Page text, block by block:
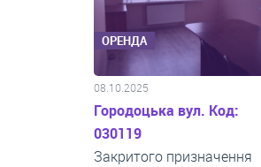
ОРЕНДА
08.10.2025
Городоцька вул. Код:
030119
Закритого призначення